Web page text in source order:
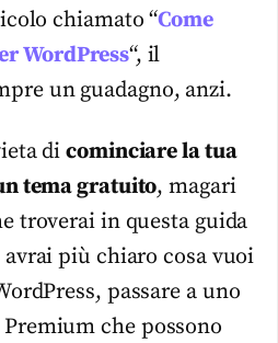
chiamato “Come
WordPress“, il
un guadagno, anzi.
dicominciare la tua
tema gratuito, magari
troverai in questa guida
più chiaro cosa vuoi
passare a uno
che possono